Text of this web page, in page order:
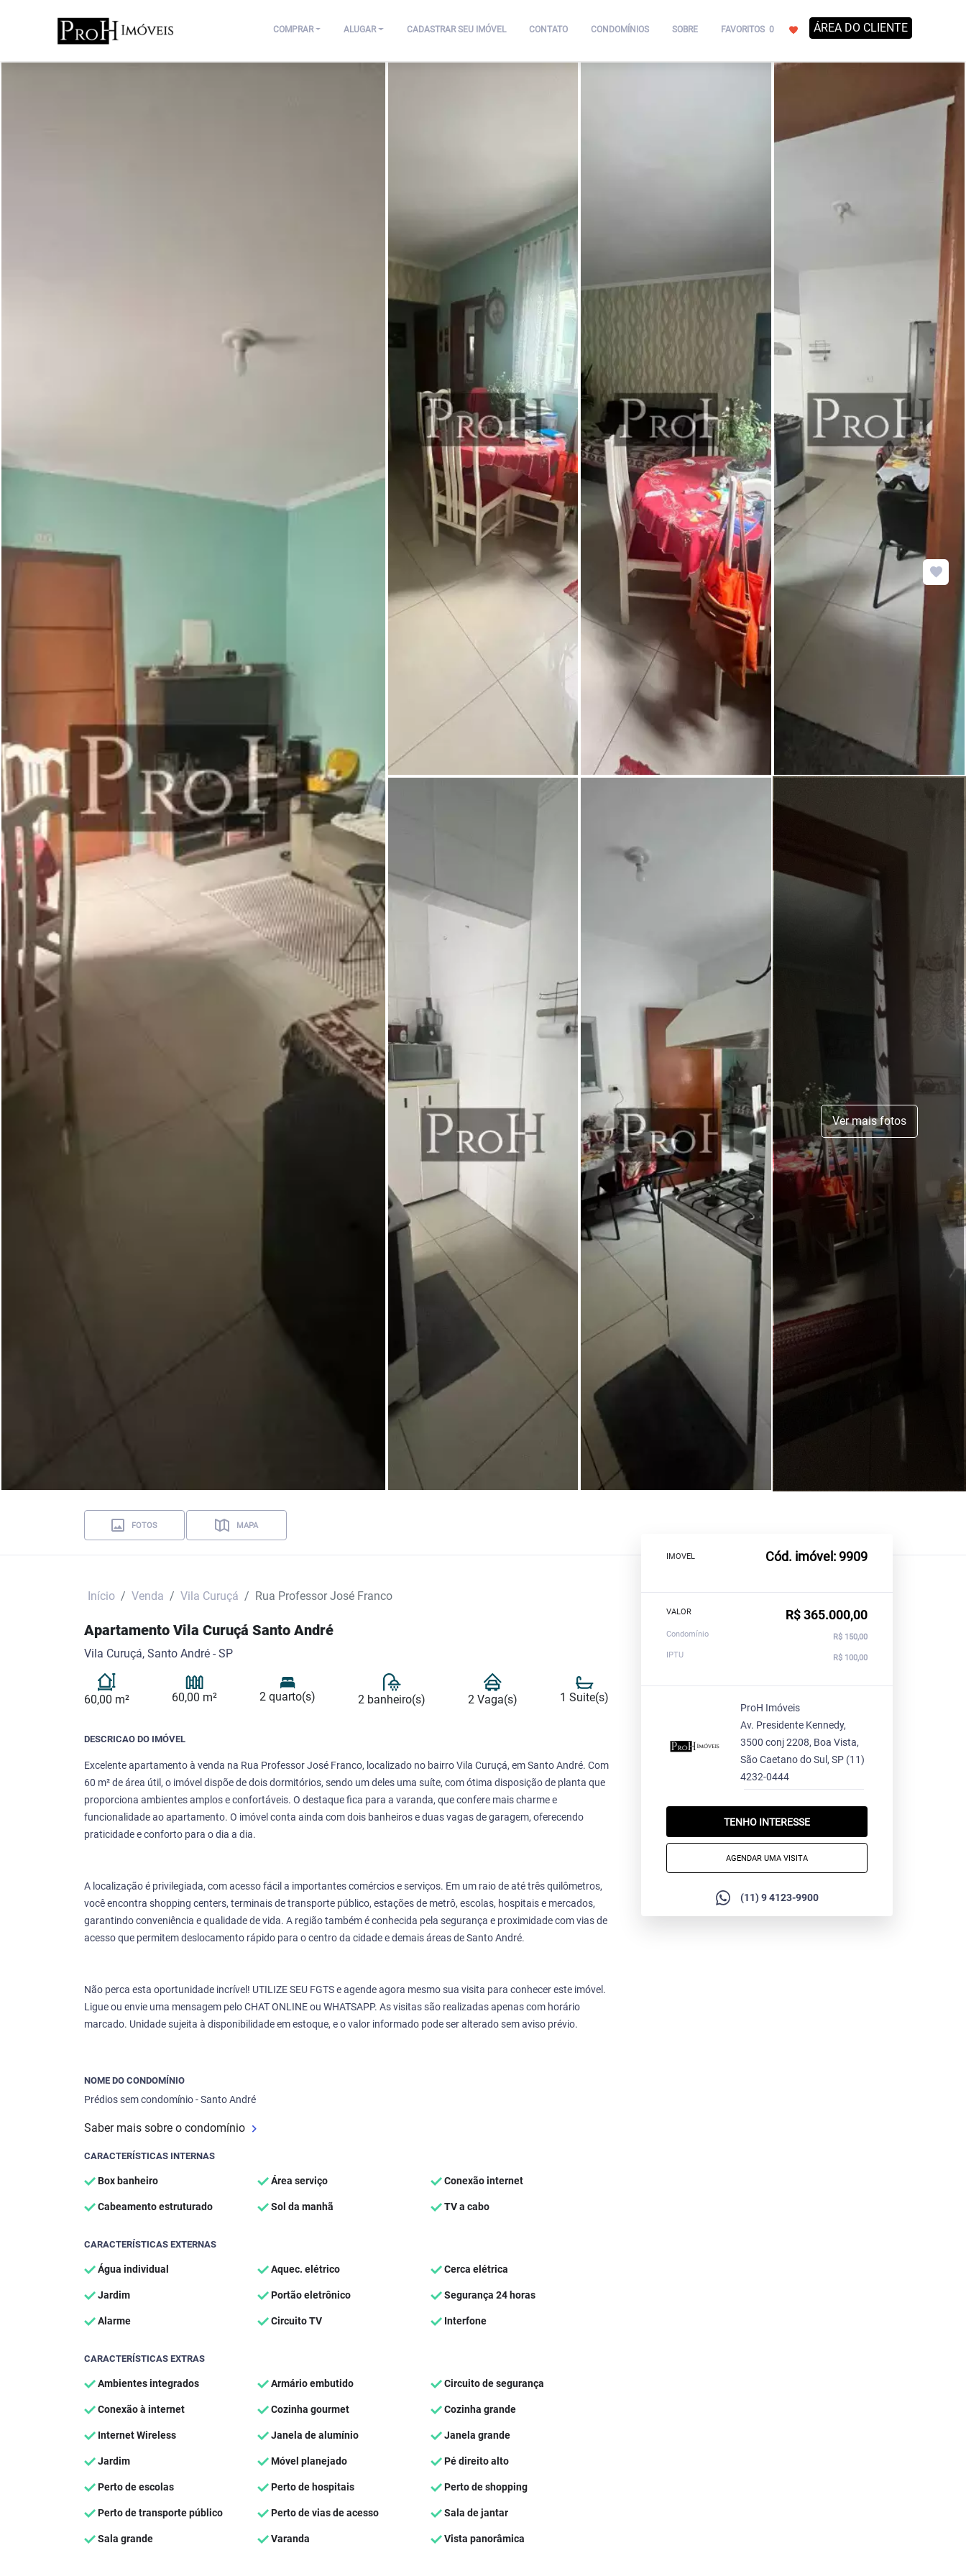
COMPRAR ALUGAR CADASTRAR SEU IMÓVEL CONTATO CONDOMÍNIOS SOBRE FAVORITOS 0 ÁREA DO CLIENTE
Ver mais fotos
FOTOS MAPA
Início Venda Vila Curuçá Rua Professor José Franco
Apartamento Vila Curuçá Santo André
Vila Curuçá, Santo André - SP
60,00 m² 60,00 m² 2 quarto(s) 2 banheiro(s) 2 Vaga(s) 1 Suite(s)
DESCRICAO DO IMÓVEL
Excelente apartamento à venda na Rua Professor José Franco, localizado no bairro Vila Curuçá, em Santo André. Com
60 m² de área útil, o imóvel dispõe de dois dormitórios, sendo um deles uma suíte, com ótima disposição de planta que
proporciona ambientes amplos e confortáveis. O destaque fica para a varanda, que confere mais charme e
funcionalidade ao apartamento. O imóvel conta ainda com dois banheiros e duas vagas de garagem, oferecendo
praticidade e conforto para o dia a dia.
A localização é privilegiada, com acesso fácil a importantes comércios e serviços. Em um raio de até três quilômetros,
você encontra shopping centers, terminais de transporte público, estações de metrô, escolas, hospitais e mercados,
garantindo conveniência e qualidade de vida. A região também é conhecida pela segurança e proximidade com vias de
acesso que permitem deslocamento rápido para o centro da cidade e demais áreas de Santo André.
Não perca esta oportunidade incrível! UTILIZE SEU FGTS e agende agora mesmo sua visita para conhecer este imóvel.
Ligue ou envie uma mensagem pelo CHAT ONLINE ou WHATSAPP. As visitas são realizadas apenas com horário
marcado. Unidade sujeita à disponibilidade em estoque, e o valor informado pode ser alterado sem aviso prévio.
NOME DO CONDOMÍNIO
Prédios sem condomínio - Santo André
Saber mais sobre o condomínio
CARACTERÍSTICAS INTERNAS
Box banheiro Área serviço Conexão internet
Cabeamento estruturado Sol da manhã TV a cabo
CARACTERÍSTICAS EXTERNAS
Água individual Aquec. elétrico Cerca elétrica
Jardim Portão eletrônico Segurança 24 horas
Alarme Circuito TV Interfone
CARACTERÍSTICAS EXTRAS
Ambientes integrados Armário embutido Circuito de segurança
Conexão à internet Cozinha gourmet Cozinha grande
Internet Wireless Janela de alumínio Janela grande
Jardim Móvel planejado Pé direito alto
Perto de escolas Perto de hospitais Perto de shopping
Perto de transporte público Perto de vias de acesso Sala de jantar
Sala grande Varanda Vista panorâmica
IMOVEL Cód. imóvel: 9909
VALOR R$ 365.000,00
Condomínio
R$ 150,00
IPTU
R$ 100,00
ProH Imóveis
Av. Presidente Kennedy,
3500 conj 2208, Boa Vista,
São Caetano do Sul, SP (11)
4232-0444
TENHO INTERESSE
AGENDAR UMA VISITA
(11) 9 4123-9900